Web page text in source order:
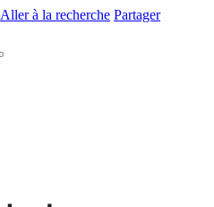
Aller à la recherche Partager